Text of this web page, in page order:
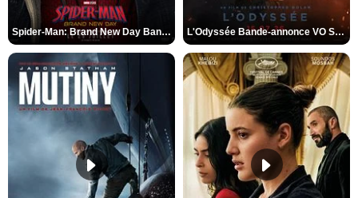
Spider-Man: Brand New Day Bande-annonce VO STFR L'Odyssée Bande-annonce VO STFR